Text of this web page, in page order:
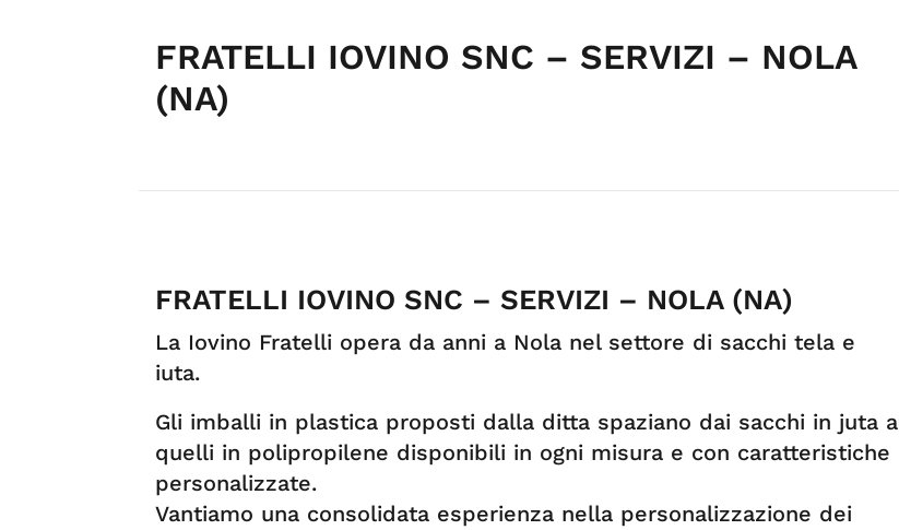
FRATELLI IOVINO SNC – SERVIZI – NOLA
(NA)
FRATELLI IOVINO SNC – SERVIZI – NOLA (NA)
La Iovino Fratelli opera da anni a Nola nel settore di sacchi tela e
iuta.
Gli imballi in plastica proposti dalla ditta spaziano dai sacchi in juta a
quelli in polipropilene disponibili in ogni misura e con caratteristiche
personalizzate.
Vantiamo una consolidata esperienza nella personalizzazione dei